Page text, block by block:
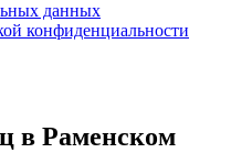
данных
конфиденциальности
в Раменском